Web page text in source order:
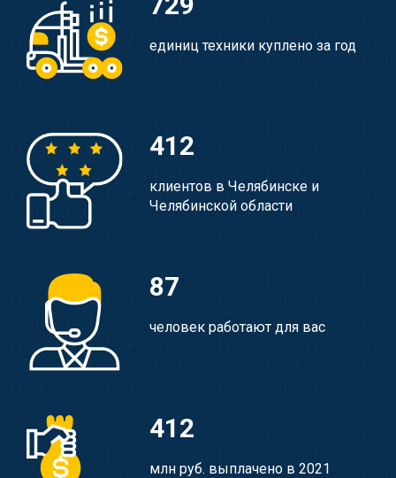
единиц техники куплено за год
412
клиентов в Челябинске и
Челябинской области
87
человек работают для вас
412
млн руб. выплачено в 2021